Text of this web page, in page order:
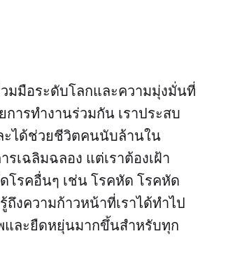
มมือระดับโลกและความมุ่งมั่นที่
ารทำงานร่วมกัน เราประสบ
ะได้ช่วยชีวิตคนนับล้านใน
เฉลิมฉลอง แต่เราต้องเฝ้า
โรคอื่นๆ เช่น โรคหัด โรคหัด
ถึงความก้าวหน้าที่เราได้ทำไป
และยืดหยุ่นมากขึ้นสำหรับทุก